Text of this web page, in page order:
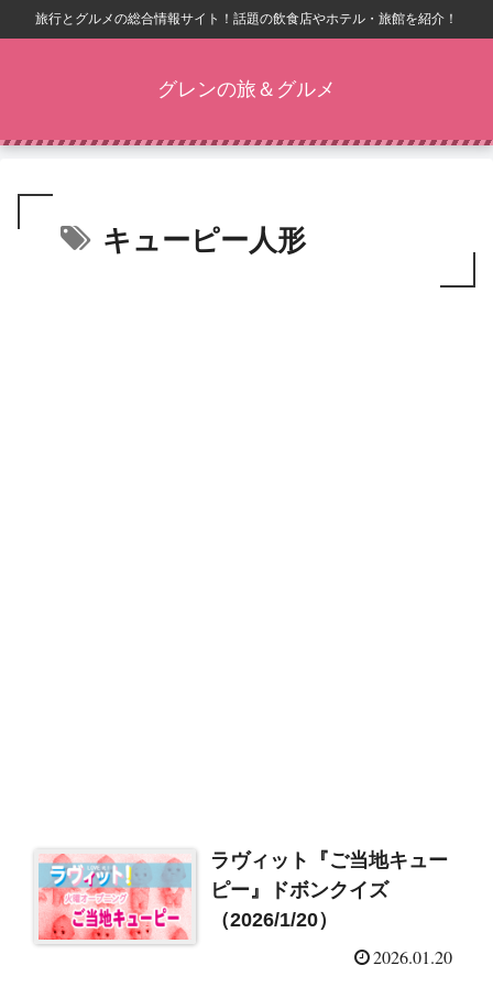
旅行とグルメの総合情報サイト！話題の飲食店やホテル・旅館を紹介！
グレンの旅＆グルメ
キューピー人形
ラヴィット『ご当地キュー
ピー』ドボンクイズ
（2026/1/20）
2026.01.20